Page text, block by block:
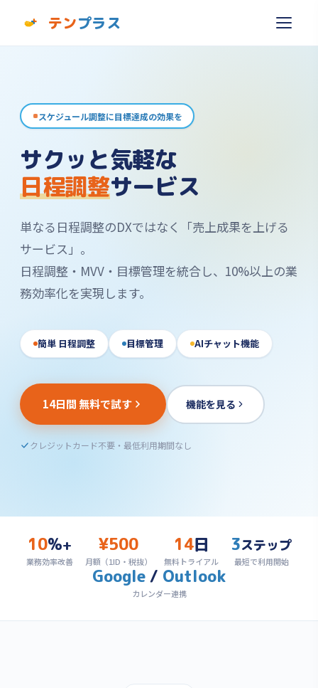
テンプラス
スケジュール調整に目標達成の効果を
サクッと気軽な
日程調整サービス
単なる日程調整のDXではなく「売上成果を上げる
サービス」。
日程調整・MVV・目標管理を統合し、10%以上の業
務効率化を実現します。
簡単 日程調整 目標管理 AIチャット機能
14日間 無料で試す 機能を見る
クレジットカード不要・最低利用期間なし
10%+
業務効率改善
¥500
月額（1ID・税抜）
14日
無料トライアル
3ステップ
最短で利用開始
Google/ Outlook
カレンダー連携